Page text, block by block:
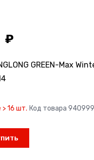
GREEN-Max
> 16 шт. Код товара